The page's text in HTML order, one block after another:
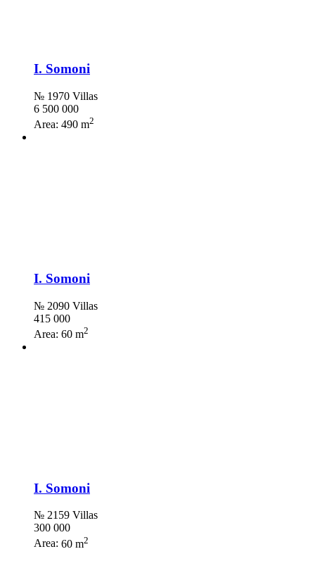
I. Somoni
№ 1970 Villas
6 500 000
Area: 490 m2
I. Somoni
№ 2090 Villas
415 000
Area: 60 m2
I. Somoni
№ 2159 Villas
300 000
Area: 60 m2